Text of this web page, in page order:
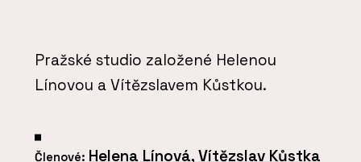
Pražské studio založené Helenou
Línovou a Vítězslavem Kůstkou.
Členové: Helena Línová, Vítězslav Kůstka